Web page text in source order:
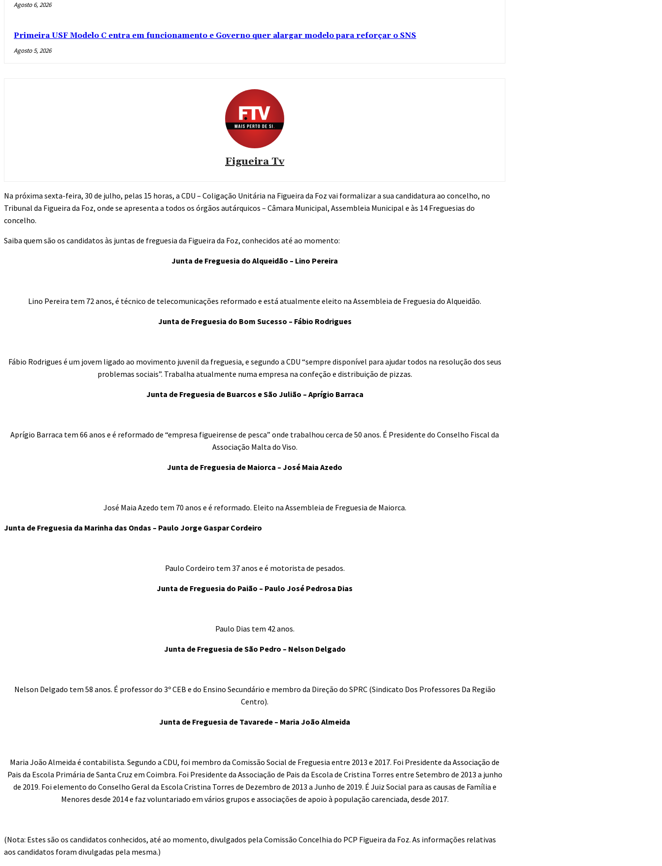
Agosto 6, 2026
Primeira USF Modelo C entra em funcionamento e Governo quer alargar modelo para reforçar o SNS
Agosto 5, 2026
Figueira Tv
Na próxima sexta-feira, 30 de julho, pelas 15 horas, a CDU – Coligação Unitária na Figueira da Foz vai formalizar a sua candidatura ao concelho, no
Tribunal da Figueira da Foz, onde se apresenta a todos os órgãos autárquicos – Câmara Municipal, Assembleia Municipal e às 14 Freguesias do
concelho.
Saiba quem são os candidatos às juntas de freguesia da Figueira da Foz, conhecidos até ao momento:
Junta de Freguesia do Alqueidão – Lino Pereira
Lino Pereira tem 72 anos, é técnico de telecomunicações reformado e está atualmente eleito na Assembleia de Freguesia do Alqueidão.
Junta de Freguesia do Bom Sucesso – Fábio Rodrigues
Fábio Rodrigues é um jovem ligado ao movimento juvenil da freguesia, e segundo a CDU “sempre disponível para ajudar todos na resolução dos seus
problemas sociais”. Trabalha atualmente numa empresa na confeção e distribuição de pizzas.
Junta de Freguesia de Buarcos e São Julião – Aprígio Barraca
Aprígio Barraca tem 66 anos e é reformado de “empresa figueirense de pesca” onde trabalhou cerca de 50 anos. É Presidente do Conselho Fiscal da
Associação Malta do Viso.
Junta de Freguesia de Maiorca – José Maia Azedo
José Maia Azedo tem 70 anos e é reformado. Eleito na Assembleia de Freguesia de Maiorca.
Junta de Freguesia da Marinha das Ondas – Paulo Jorge Gaspar Cordeiro
Paulo Cordeiro tem 37 anos e é motorista de pesados.
Junta de Freguesia do Paião – Paulo José Pedrosa Dias
Paulo Dias tem 42 anos.
Junta de Freguesia de São Pedro – Nelson Delgado
Nelson Delgado tem 58 anos. É professor do 3º CEB e do Ensino Secundário e membro da Direção do SPRC (Sindicato Dos Professores Da Região
Centro).
Junta de Freguesia de Tavarede – Maria João Almeida
Maria João Almeida é contabilista. Segundo a CDU, foi membro da Comissão Social de Freguesia entre 2013 e 2017. Foi Presidente da Associação de
Pais da Escola Primária de Santa Cruz em Coimbra. Foi Presidente da Associação de Pais da Escola de Cristina Torres entre Setembro de 2013 a junho
de 2019. Foi elemento do Conselho Geral da Escola Cristina Torres de Dezembro de 2013 a Junho de 2019. É Juiz Social para as causas de Família e
Menores desde 2014 e faz voluntariado em vários grupos e associações de apoio à população carenciada, desde 2017.
(Nota: Estes são os candidatos conhecidos, até ao momento, divulgados pela Comissão Concelhia do PCP Figueira da Foz. As informações relativas
aos candidatos foram divulgadas pela mesma.)